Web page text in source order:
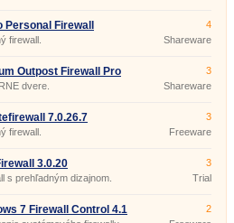
Personal Firewall
firewall.
4
Shareware
Outpost Firewall Pro
dvere.
3
Shareware
7.0.26.7
firewall.
3
Freeware
3.0.20
s prehľadným dizajnom.
3
Trial
7 Firewall Control 4.1
2